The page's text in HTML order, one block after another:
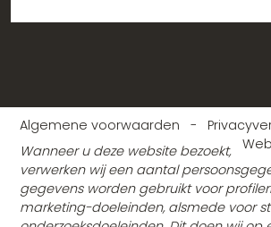
Algemene voorwaarden -
Wanneer u deze website bezoekt,
verwerken wij een aantal
gegevens worden gebruikt voor
marketing-doeleinden, alsmede voor